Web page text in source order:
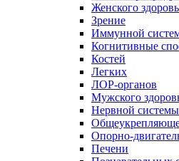
Женского
Зрение
Иммунной
Когнитивные
Костей
Легких
ЛОР-органов
Мужского
Нервной системы
Опорно-
Печени